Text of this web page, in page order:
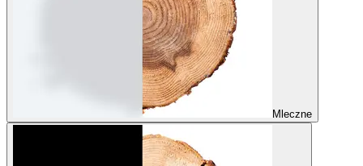
Mleczne